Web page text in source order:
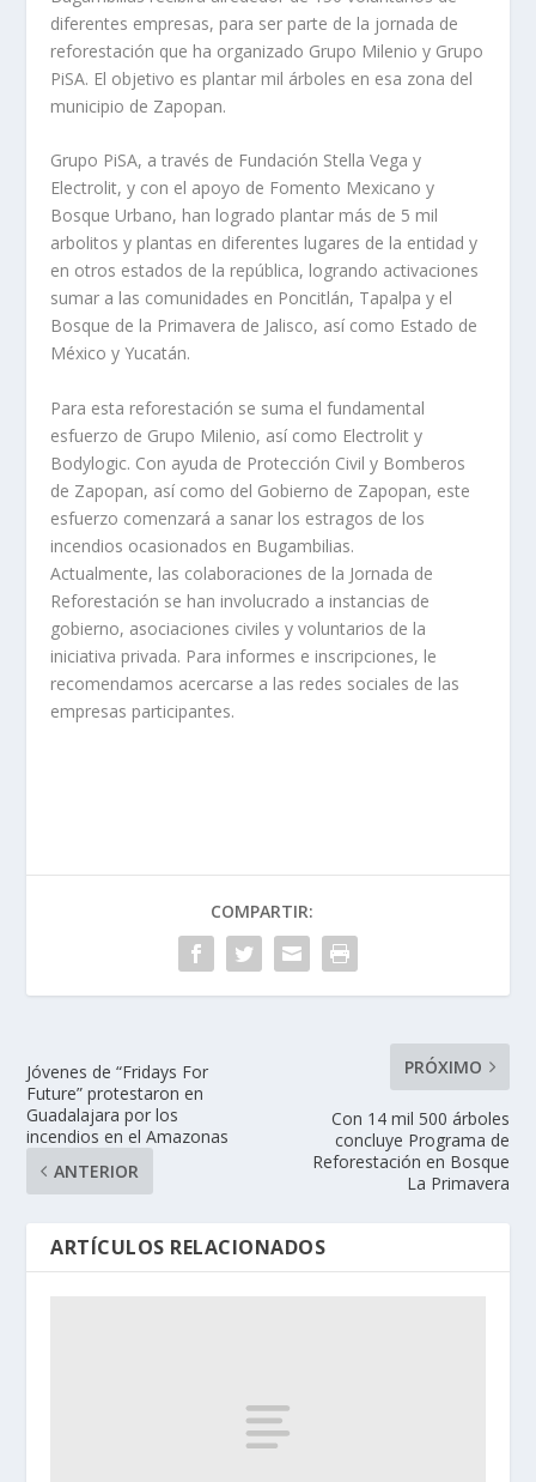
diferentes empresas, para ser parte de la jornada de
reforestación que ha organizado Grupo Milenio y Grupo
PiSA. El objetivo es plantar mil árboles en esa zona del
municipio de Zapopan.
Grupo PiSA, a través de Fundación Stella Vega y
Electrolit, y con el apoyo de Fomento Mexicano y
Bosque Urbano, han logrado plantar más de 5 mil
arbolitos y plantas en diferentes lugares de la entidad y
en otros estados de la república, logrando activaciones
sumar a las comunidades en Poncitlán, Tapalpa y el
Bosque de la Primavera de Jalisco, así como Estado de
México y Yucatán.
Para esta reforestación se suma el fundamental
esfuerzo de Grupo Milenio, así como Electrolit y
Bodylogic. Con ayuda de Protección Civil y Bomberos
de Zapopan, así como del Gobierno de Zapopan, este
esfuerzo comenzará a sanar los estragos de los
incendios ocasionados en Bugambilias.
Actualmente, las colaboraciones de la Jornada de
Reforestación se han involucrado a instancias de
gobierno, asociaciones civiles y voluntarios de la
iniciativa privada. Para informes e inscripciones, le
recomendamos acercarse a las redes sociales de las
empresas participantes.
COMPARTIR:
Jóvenes de “Fridays For
Future” protestaron en
Guadalajara por los
incendios en el Amazonas
ANTERIOR
PRÓXIMO
Con 14 mil 500 árboles
concluye Programa de
Reforestación en Bosque
La Primavera
ARTÍCULOS RELACIONADOS